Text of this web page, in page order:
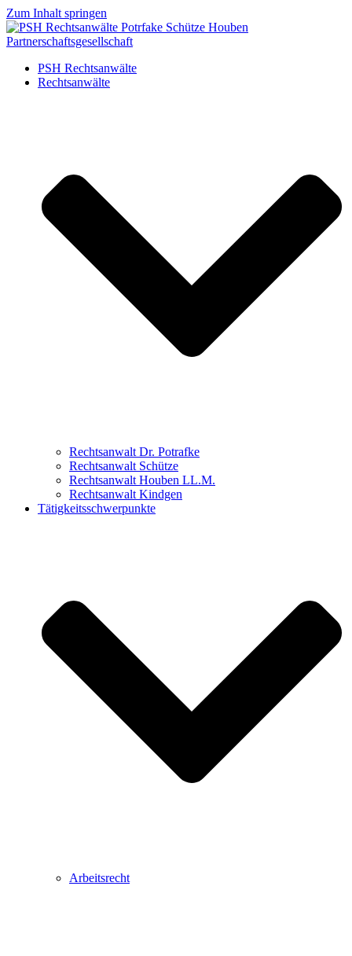
Zum Inhalt springen
PSH Rechtsanwälte
Rechtsanwälte
Rechtsanwalt Dr. Potrafke
Rechtsanwalt Schütze
Rechtsanwalt Houben LL.M.
Rechtsanwalt Kindgen
Tätigkeitsschwerpunkte
Arbeitsrecht